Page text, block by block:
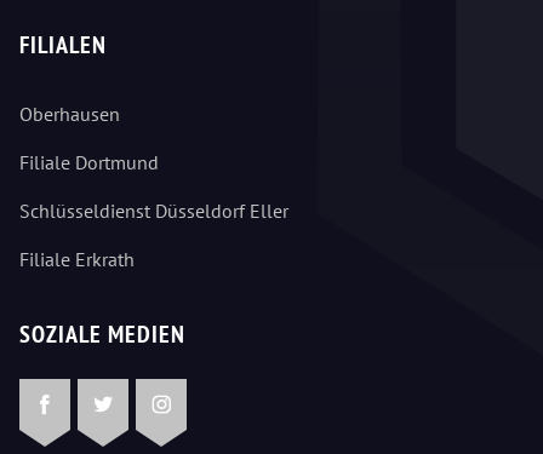
FILIALEN
Oberhausen
Filiale Dortmund
Schlüsseldienst Düsseldorf Eller
Filiale Erkrath
SOZIALE MEDIEN
FacebookTwitterInstagram